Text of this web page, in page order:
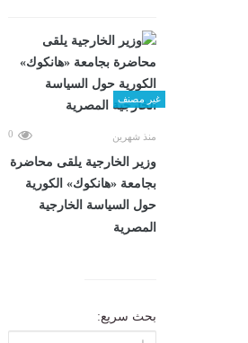
غير مصنف
منذ شهرين 0
وزير الخارجية يلقى محاضرة
بجامعة «هانكوك» الكورية
حول السياسة الخارجية
المصرية
بحث سريع: